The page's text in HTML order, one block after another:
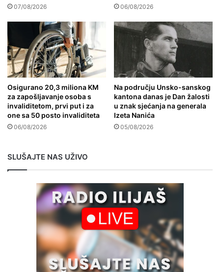
07/08/2026 06/08/2026
Osigurano 20,3 miliona KM
za zapošljavanje osoba s
invaliditetom, prvi put i za
one sa 50 posto invaliditeta
06/08/2026
Na području Unsko-sanskog
kantona danas je Dan žalosti
u znak sjećanja na generala
Izeta Nanića
05/08/2026
SLUŠAJTE NAS UŽIVO